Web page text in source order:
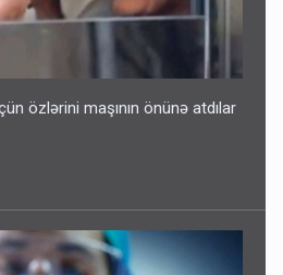
özlərini maşının önünə atdılar